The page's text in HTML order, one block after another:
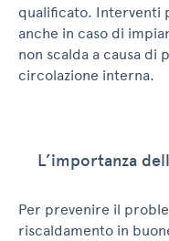
qualificato. Interventi
anche in caso di
non scalda a causa
circolazione interna.
L’importanza
Per prevenire il
riscaldamento in